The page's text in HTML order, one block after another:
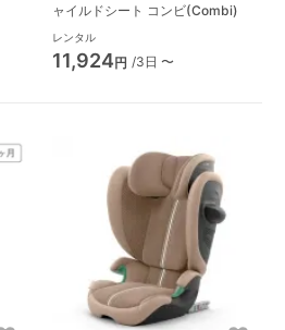
ャイルドシート コンビ(Combi)
レンタル
11,924円 /3日 〜